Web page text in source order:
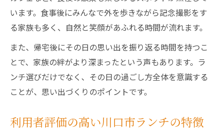
います。食事後にみんなで外を歩きながら記念撮影をす
る家族も多く、自然と笑顔があふれる時間が流れます。
また、帰宅後にその日の思い出を振り返る時間を持つこ
とで、家族の絆がより深まったという声もあります。ラ
ンチ選びだけでなく、その日の過ごし方全体を意識する
ことが、思い出づくりのポイントです。
利用者評価の高い川口市ランチの特徴